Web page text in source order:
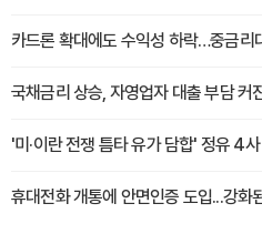
카드론 확대에도 수익성 하락…중금리
국채금리 상승, 자영업자 대출 부담 커
'미·이란 전쟁 틈타 유가 담합' 정유 4
휴대전화 개통에 안면인증 도입...강화